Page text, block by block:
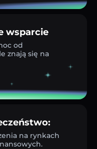
wsparcie
od
znają się na
na rynkach